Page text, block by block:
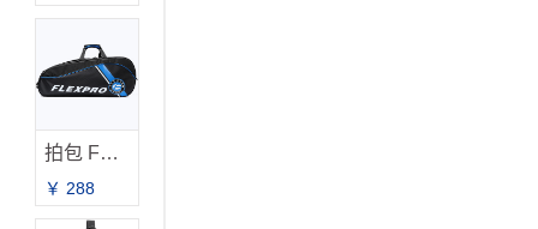
拍包 FB-2031
￥ 288